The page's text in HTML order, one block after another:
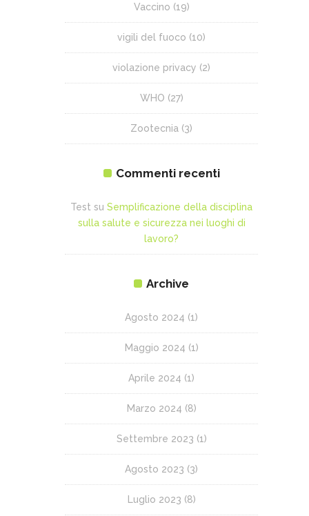
Vaccino (19)
vigili del fuoco (10)
violazione privacy (2)
WHO (27)
Zootecnia (3)
Commenti recenti
Test su Semplificazione della disciplina
sulla salute e sicurezza nei luoghi di
lavoro?
Archive
Agosto 2024 (1)
Maggio 2024 (1)
Aprile 2024 (1)
Marzo 2024 (8)
Settembre 2023 (1)
Agosto 2023 (3)
Luglio 2023 (8)